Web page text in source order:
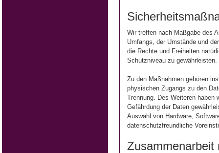
Wir treffen nach Maßgabe des
Umfangs, der Umstände und
die Rechte und Freiheiten
Schutzniveau zu gewährleisten.
Zu den Maßnahmen gehören
physischen Zugangs zu den
Trennung. Des Weiteren haben
Gefährdung der Daten
Auswahl von Hardware,
datenschutzfreundliche
Zusammenarbeit